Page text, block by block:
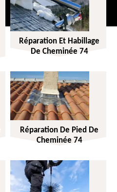
Réparation Et Habillage
De Cheminée 74
Réparation De Pied De
Cheminée 74